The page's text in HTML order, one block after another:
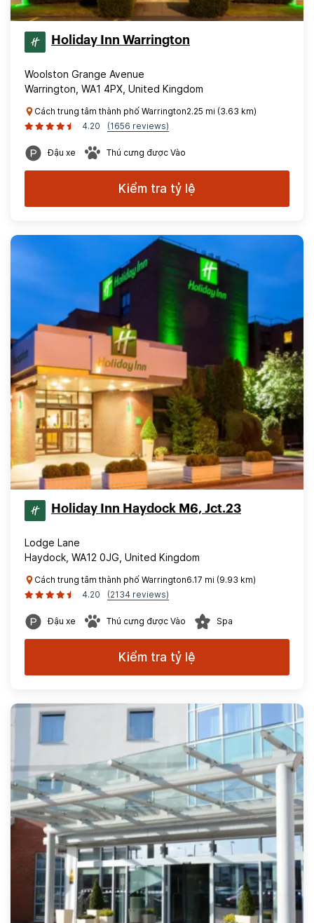
Holiday Inn Warrington
Woolston Grange Avenue
Warrington, WA1 4PX, United Kingdom
Cách trung tâm thành phố Warrington2.25 mi (3.63 km)
4.20
(1656 reviews)
Đậu xe Thú cưng được Vào
Kiểm tra tỷ lệ
Holiday Inn Haydock M6, Jct.23
Lodge Lane
Haydock, WA12 0JG, United Kingdom
Cách trung tâm thành phố Warrington6.17 mi (9.93 km)
4.20
(2134 reviews)
Đậu xe Thú cưng được Vào Spa
Kiểm tra tỷ lệ